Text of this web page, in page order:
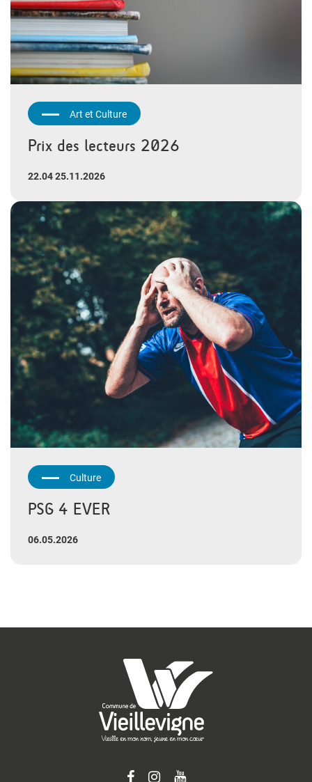
Art et Culture
Prix des lecteurs 2026
22.04 25.11.2026
Culture
PSG 4 EVER
06.05.2026